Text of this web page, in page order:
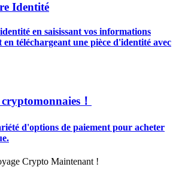
rentable
Identité
en saisissant vos informations
en téléchargeant une pièce d'identité avec
！
d'options de paiement pour acheter
Crypto Maintenant !